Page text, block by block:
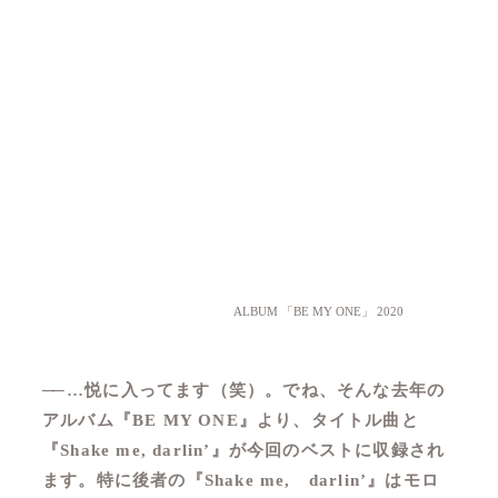
ALBUM 「BE MY ONE」 2020
── …悦に入ってます（笑）。でね、そんな去年の
アルバム『BE MY ONE』より、タイトル曲と
『Shake me, darlin’』が今回のベストに収録され
ます。特に後者の『Shake me, darlin’』はモロ